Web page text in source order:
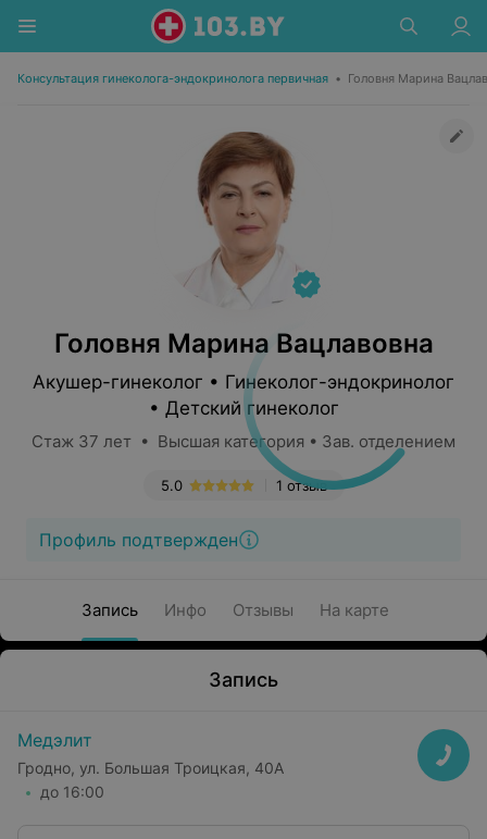
Консультация гинеколога-эндокринолога первичная • Головня Марина
Головня Марина Вацлавовна
Акушер-гинеколог • Гинеколог-эндокринолог
• Детский гинеколог
Стаж 37 лет • Высшая категория • Зав. отделением
1 отзыв
5.0
Профиль подтвержден
Запись Инфо Отзывы На карте
Запись
Медэлит
Гродно, ул. Большая Троицкая, 40А
до 16:00